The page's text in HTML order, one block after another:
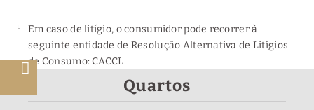
Quartos
Em caso de litígio, o consumidor pode recorrer à
seguinte entidade de Resolução Alternativa de Litígios
de Consumo: CACCL